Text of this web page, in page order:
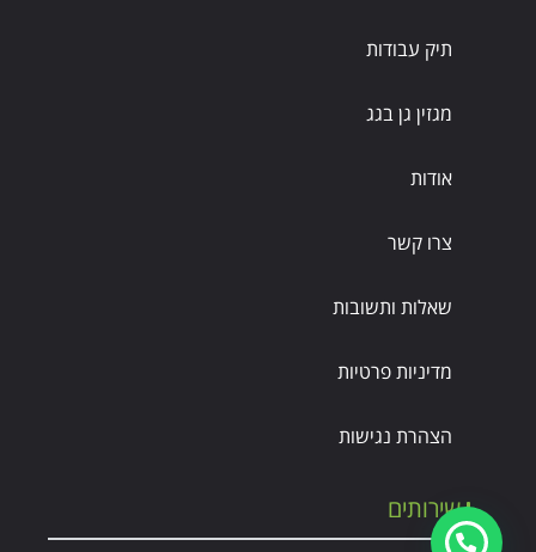
תיק עבודות
מגזין גן בגג
אודות
צרו קשר
שאלות ותשובות
מדיניות פרטיות
הצהרת נגישות
שירותים